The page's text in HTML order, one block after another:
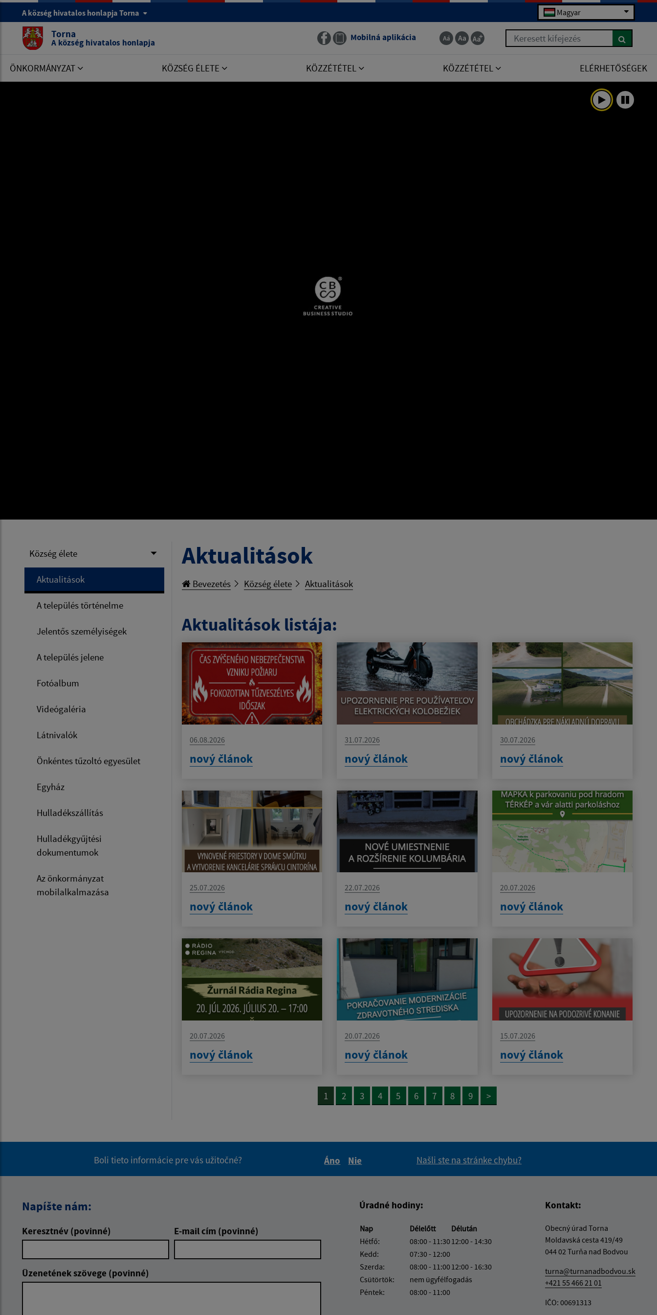
A község hivatalos honlapja Torna Magyar
Torna
A község hivatalos honlapja Mobilná aplikácia Keresett kifejezés
ÖNKORMÁNYZAT KÖZSÉG ÉLETE KÖZZÉTÉTEL KÖZZÉTÉTEL ELÉRHETŐSÉGEK
Község élete
Aktualitások
A település történelme
Jelentős személyiségek
A település jelene
Fotóalbum
Videógaléria
Látnivalók
Önkéntes tűzoltó egyesület
Egyház
Hulladékszállítás
Hulladékgyűjtési
dokumentumok
Az önkormányzat
mobilalkalmazása
Aktualitások
Bevezetés Község élete Aktualitások
Aktualitások listája:
06.08.2026
nový článok
31.07.2026
nový článok
30.07.2026
nový článok
25.07.2026
nový článok
22.07.2026
nový článok
20.07.2026
nový článok
20.07.2026
nový článok
20.07.2026
nový článok
15.07.2026
nový článok
1 2 3 4 5 6 7 8 9 >
Boli tieto informácie pre vás užitočné?
Áno
Nie
Našli ste na stránke chybu?
Napíšte nám:
Keresztnév (povinné) E-mail cím (povinné)
Üzenetének szövege (povinné)
Úradné hodiny:
Nap Délelőtt
Délután
Hétfő:
08:00 - 11:3012:00 - 14:30
Kedd:
07:30 - 12:00
Szerda:
08:00 - 11:0012:00 - 16:30
Csütörtök:
nem ügyfélfogadás
Péntek:
08:00 - 11:00
Kontakt:
Obecný úrad Torna
Moldavská cesta 419/49
044 02 Turňa nad Bodvou
turna@turnanadbodvou.sk
+421 55 466 21 01
IČO: 00691313